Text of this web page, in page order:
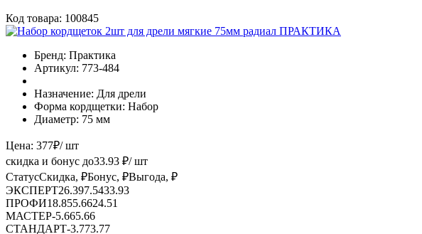
Код товара: 100845
Бренд: Практика
Артикул: 773-484
Назначение: Для дрели
Форма кордщетки: Набор
Диаметр: 75 мм
Цена: 377₽/ шт
скидка и бонус до33.93 ₽/ шт
СтатусСкидка, ₽Бонус, ₽Выгода, ₽
ЭКСПЕРТ26.397.5433.93
ПРОФИ18.855.6624.51
МАСТЕР-5.665.66
СТАНДАРТ-3.773.77